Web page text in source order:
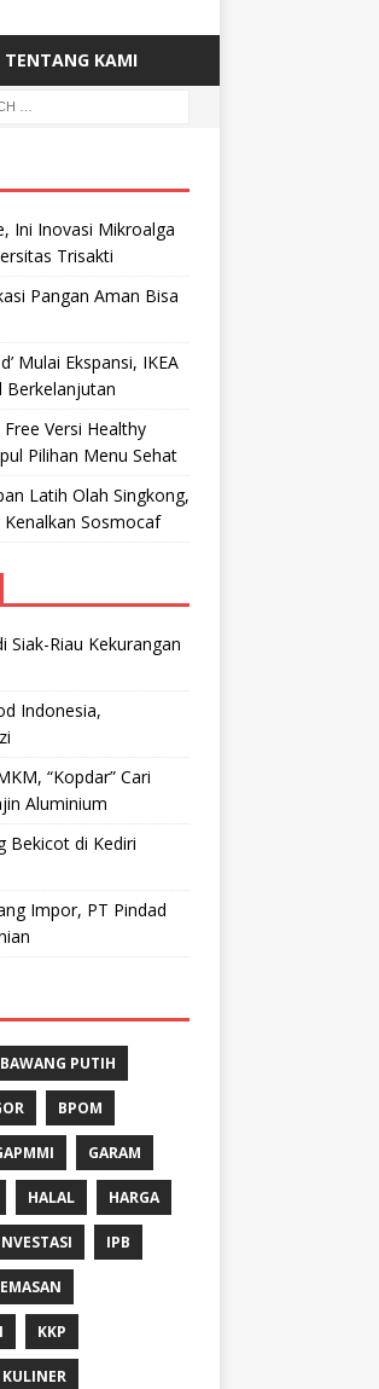
TENTANG KAMI
Ini Inovasi Mikroalga
Trisakti
Pangan Aman Bisa
Mulai Ekspansi, IKEA
Berkelanjutan
Versi Healthy
Pilihan Menu Sehat
Latih Olah Singkong,
Sosmocaf
Siak-Riau Kekurangan
Indonesia,
“Kopdar” Cari
Aluminium
Bekicot di Kediri
Impor, PT Pindad
BAWANG PUTIH
BPOM
GARAM
HALAL HARGA
IPB
KKP
KULINER